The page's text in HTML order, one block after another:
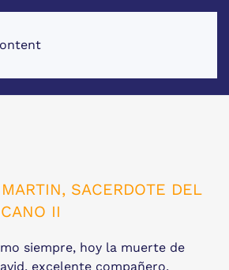
SACERDOTE DEL
II
siempre, hoy la muerte de
excelente compañero,